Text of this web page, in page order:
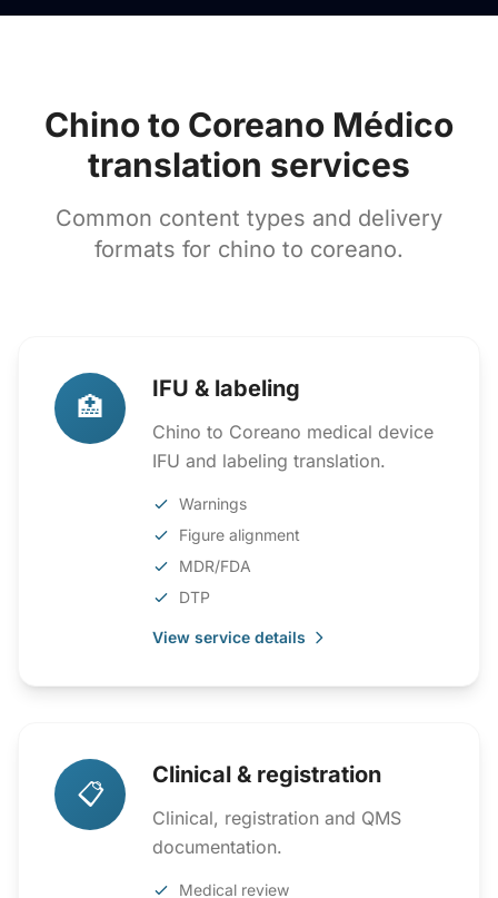
Chino to Coreano Médico
translation services
Common content types and delivery
formats for chino to coreano.
🏥
IFU & labeling
Chino to Coreano medical device
IFU and labeling translation.
Warnings
Figure alignment
MDR/FDA
DTP
View service details
📋
Clinical & registration
Clinical, registration and QMS
documentation.
Medical review